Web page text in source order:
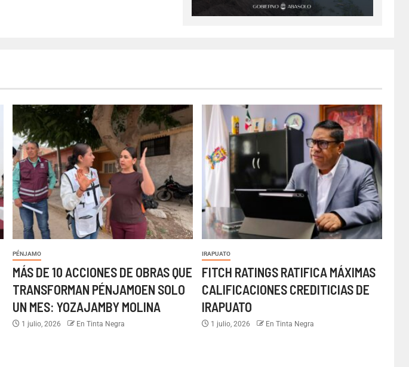
PÉNJAMO
MÁS DE 10 ACCIONES DE OBRAS QUE
TRANSFORMAN PÉNJAMOEN SOLO
UN MES: YOZAJAMBY MOLINA
1 julio, 2026 En Tinta Negra
IRAPUATO
FITCH RATINGS RATIFICA MÁXIMAS
CALIFICACIONES CREDITICIAS DE
IRAPUATO
1 julio, 2026 En Tinta Negra